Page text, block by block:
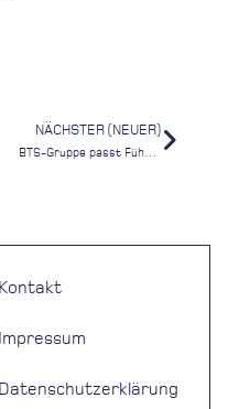
NÄCHSTER (NEUER)
BTS-Gruppe passt Führungsstruktur an
Kontakt
Impressum
Datenschutzerklärung